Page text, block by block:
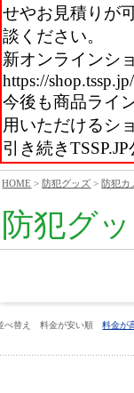
せやお見積りが
談ください。
新オンラインシ
https://shop.tssp.jp/
今後も商品ライ
用いただけるシ
引き続き
HOME >防犯グッズ >防犯カ
防犯グ
べ替え 料金が安い順料金が